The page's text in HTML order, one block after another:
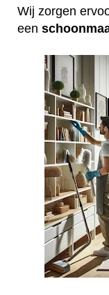
Wij zorgen
een